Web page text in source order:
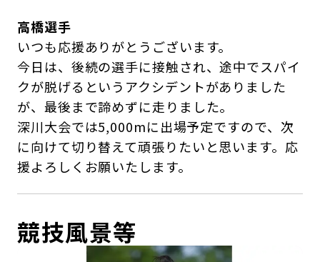
高橋選手
いつも応援ありがとうございます。
今日は、後続の選手に接触され、途中でスパイ
クが脱げるというアクシデントがありました
が、最後まで諦めずに走りました。
深川大会では5,000mに出場予定ですので、次
に向けて切り替えて頑張りたいと思います。応
援よろしくお願いたします。
競技風景等